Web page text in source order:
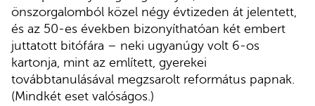
önszorgalomból közel négy évtizeden át jelentett,
és az 50-es években bizonyíthatóan két embert
juttatott bitófára – neki ugyanúgy volt 6-os
kartonja, mint az említett, gyerekei
továbbtanulásával megzsarolt református papnak.
(Mindkét eset valóságos.)